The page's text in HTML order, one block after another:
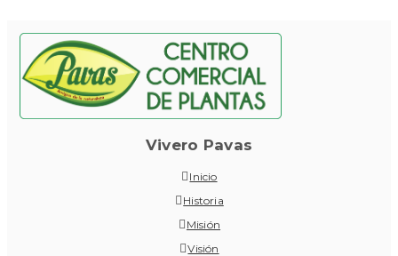
Vivero Pavas
Inicio
Historia
Misión
Visión